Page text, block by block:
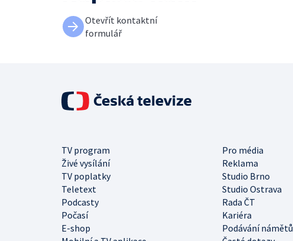
Otevřít kontaktní
formulář
TV program
Pro média
Živé vysílání
Reklama
TV poplatky
Studio Brno
Teletext
Studio Ostrava
Podcasty
Rada ČT
Počasí
Kariéra
E-shop
Podávání námětů